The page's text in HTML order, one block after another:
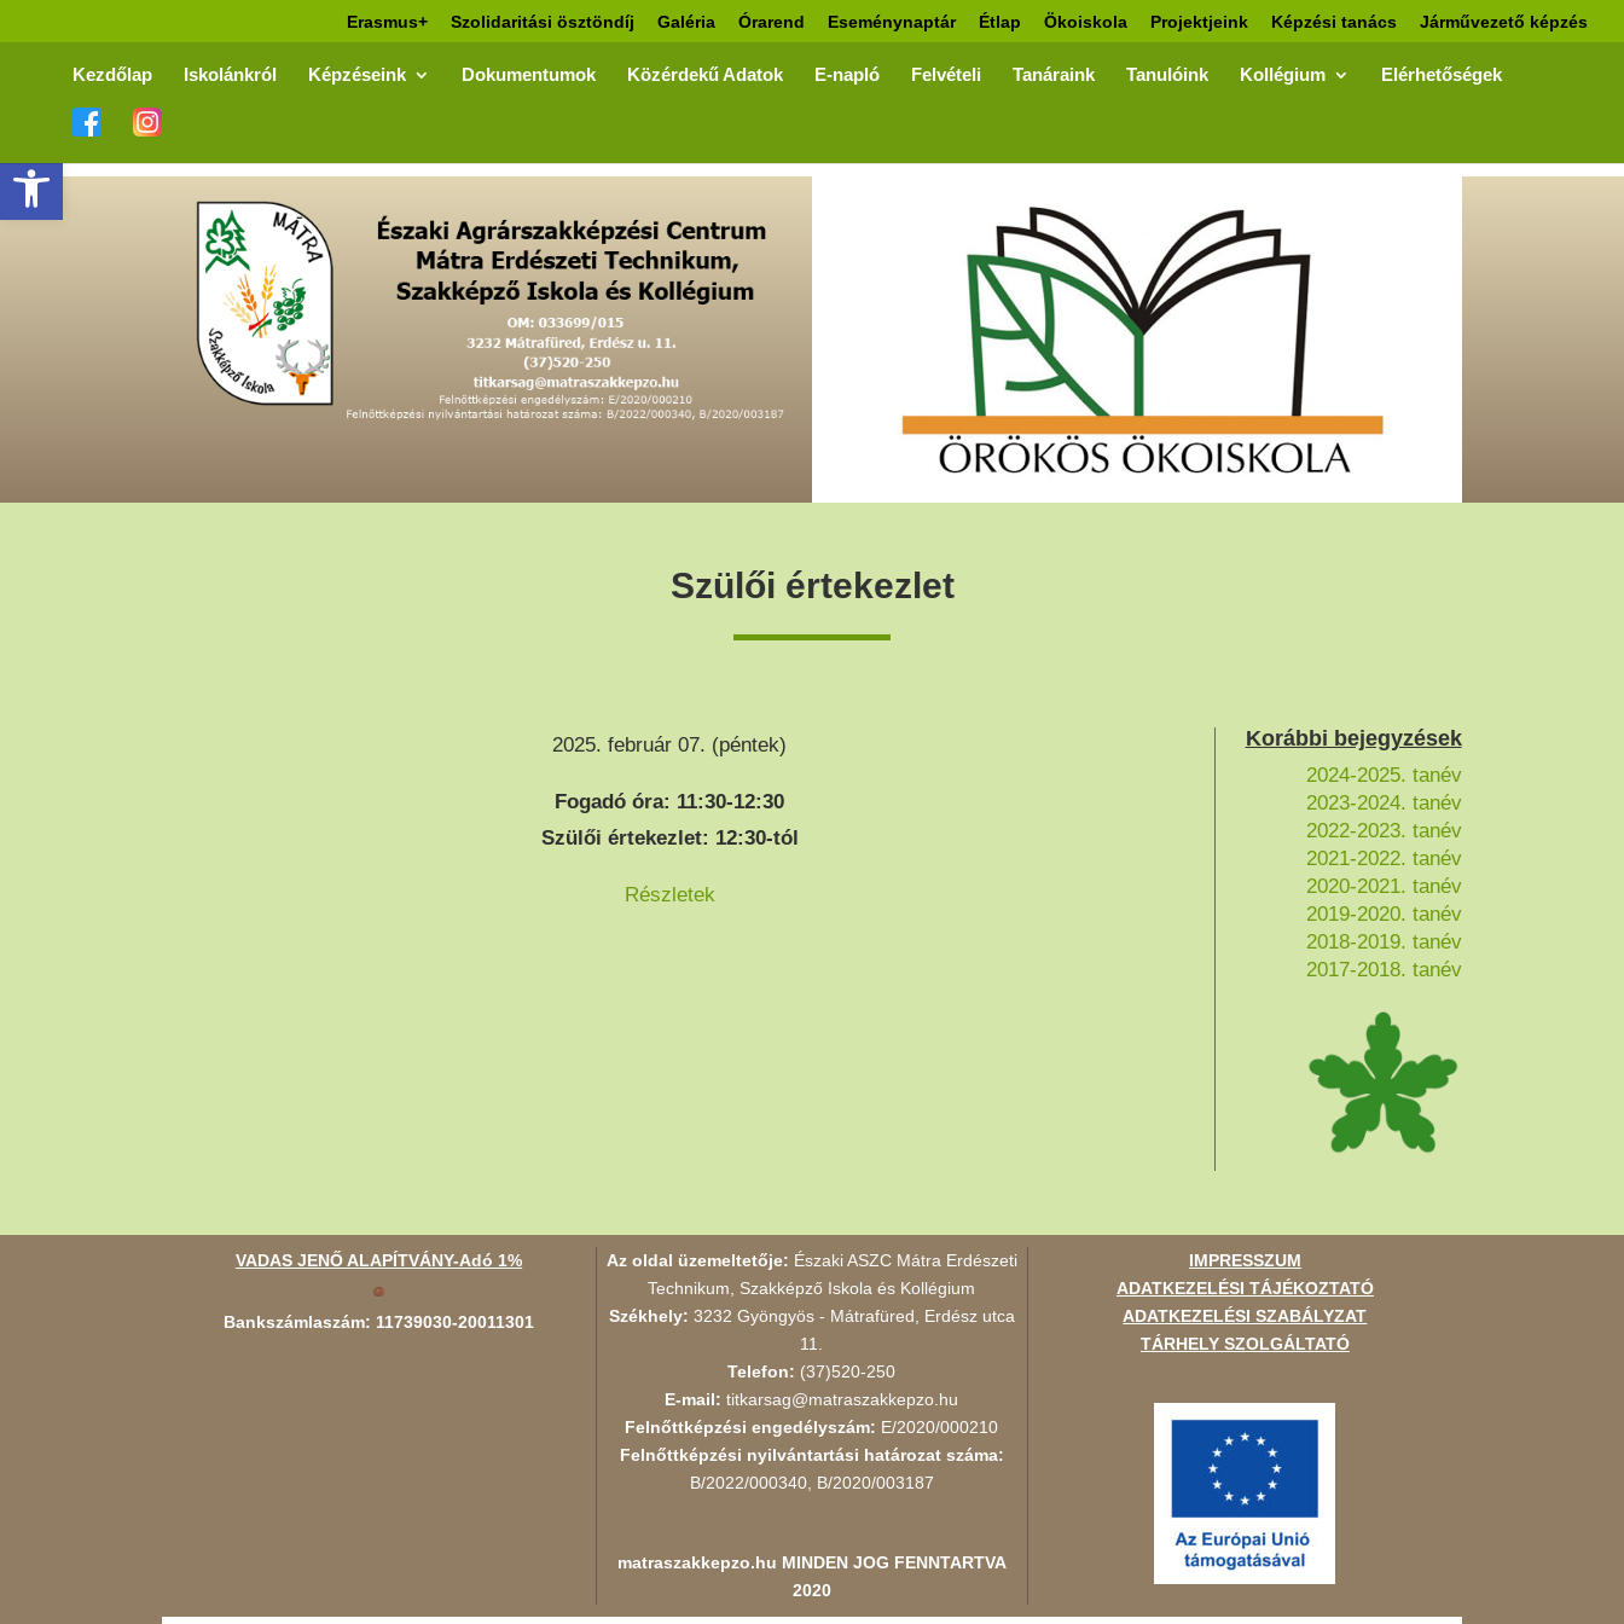
Eszköztár megnyitása
Erasmus+ Szolidaritási ösztöndíj Galéria Órarend Eseménynaptár Étlap Ökoiskola Projektjeink Képzési tanács Járművezető képzés
Kezdőlap Iskolánkról Képzéseink Dokumentumok Közérdekű Adatok E-napló Felvételi Tanáraink Tanulóink Kollégium Elérhetőségek
Szülői értekezlet
2025. február 07. (péntek)
Fogadó óra: 11:30-12:30
Szülői értekezlet: 12:30-tól
Részletek
Korábbi bejegyzések
2024-2025. tanév
2023-2024. tanév
2022-2023. tanév
2021-2022. tanév
2020-2021. tanév
2019-2020. tanév
2018-2019. tanév
2017-2018. tanév
VADAS JENŐ ALAPÍTVÁNY-Adó 1%
Bankszámlaszám: 11739030-20011301
Az oldal üzemeltetője: Északi ASZC Mátra Erdészeti
Technikum, Szakképző Iskola és Kollégium
Székhely: 3232 Gyöngyös - Mátrafüred, Erdész utca
11.
Telefon: (37)520-250
E-mail: titkarsag@matraszakkepzo.hu
Felnőttképzési engedélyszám: E/2020/000210
Felnőttképzési nyilvántartási határozat száma:
B/2022/000340, B/2020/003187
matraszakkepzo.hu MINDEN JOG FENNTARTVA
2020
IMPRESSZUM
ADATKEZELÉSI TÁJÉKOZTATÓ
ADATKEZELÉSI SZABÁLYZAT
TÁRHELY SZOLGÁLTATÓ